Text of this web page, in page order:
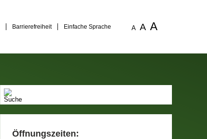
Barrierefreiheit Einfache Sprache A A A
Öffnungszeiten: